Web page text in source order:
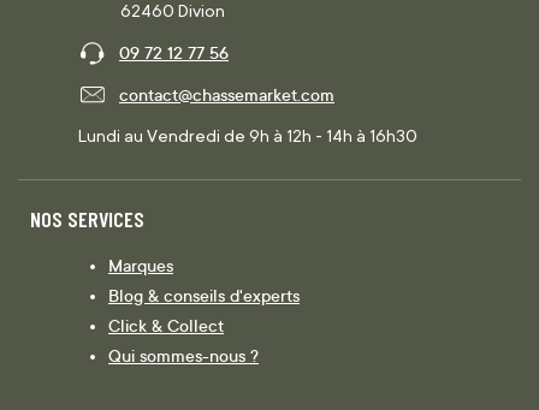
62460 Divion
09 72 12 77 56
contact@chassemarket.com
Lundi au Vendredi de 9h à 12h - 14h à 16h30
NOS SERVICES
Marques
Blog & conseils d'experts
Click & Collect
Qui sommes-nous ?